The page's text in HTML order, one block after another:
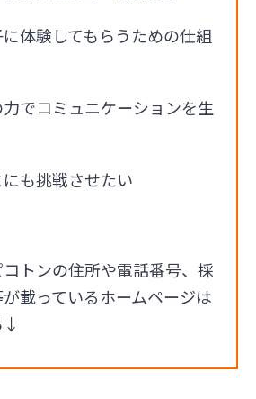
体験してもらうための仕組
でコミュニケーションを生
も挑戦させたい
トンの住所や電話番号、採
載っているホームページは
↓